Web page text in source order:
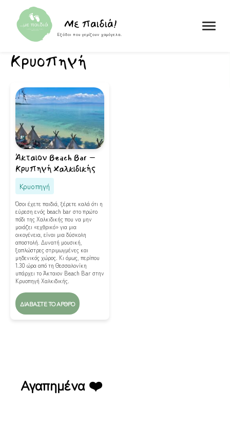
Με παιδιά!
Εξόδοι που γεμίζουν χαμόγελα.
Skip to content
Κρυοπηγή
Άκταιον Beach Bar –
Κρυπηγή Χαλκιδικής
Κρυοπηγή
Όσοι έχετε παιδιά, ξέρετε καλά ότι η
εύρεση ενός beach bar στο πρώτο
πόδι της Χαλκιδικής που να μην
μοιάζει «εχθρικό» για μια
οικογένεια, είναι μια δύσκολη
αποστολή. Δυνατή μουσική,
ξαπλώστρες στριμωγμένες και
μηδενικός χώρος. Κι όμως, περίπου
1.30 ώρα από τη Θεσσαλονίκη
υπάρχει το Άκταιον Beach Bar στην
Κρυοπηγή Χαλκιδικής.
ΔΙΑΒΆΣΤΕ ΤΟ ΆΡΘΡΟ
Αγαπημένα ❤️